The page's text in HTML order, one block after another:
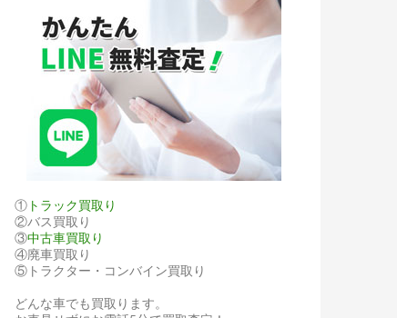
① トラック買取り
②バス買取り
③中古車買取り
④廃車買取り
⑤トラクター・コンバイン買取り
どんな車でも買取ります。